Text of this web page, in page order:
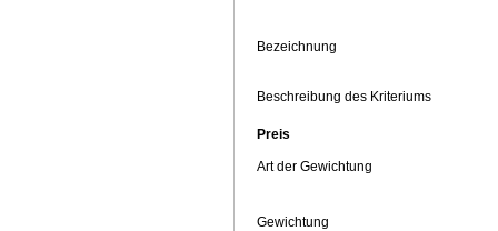
Bezeichnung
Beschreibung des Kriteriums
Preis
Art der Gewichtung
Gewichtung